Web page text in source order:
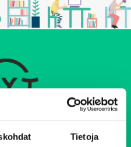
Tietoja
EHYT ry